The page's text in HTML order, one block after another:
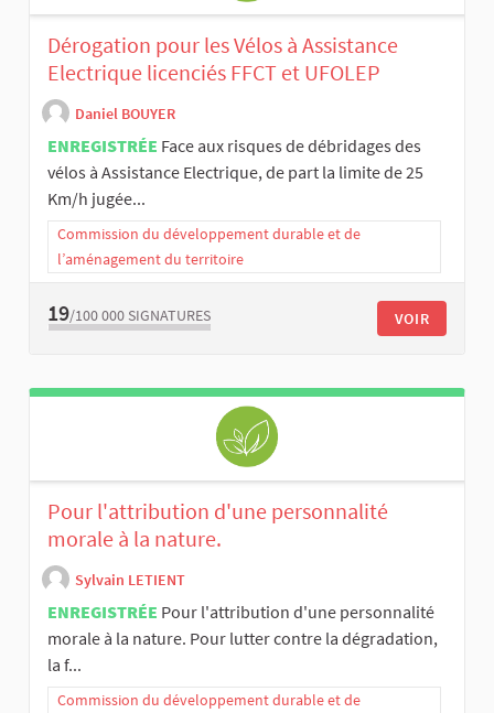
Dérogation pour les Vélos à Assistance
Electrique licenciés FFCT et UFOLEP
Daniel BOUYER
ENREGISTRÉE Face aux risques de débridages des
vélos à Assistance Electrique, de part la limite de 25
Km/h jugée...
Commission du développement durable et de
l’aménagement du territoire
19/100 000 SIGNATURES VOIR
Pour l'attribution d'une personnalité
morale à la nature.
Sylvain LETIENT
ENREGISTRÉE Pour l'attribution d'une personnalité
morale à la nature. Pour lutter contre la dégradation,
la f...
Commission du développement durable et de